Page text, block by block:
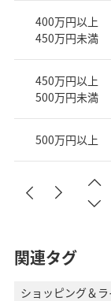
400万円以上
450万円未満
450万円以上
500万円未満
500万円以上
関連タグ
ショッピング＆ラ